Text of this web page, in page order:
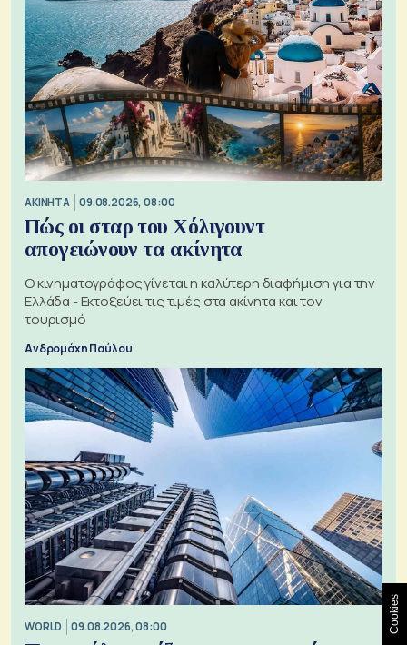
ΑΚΙΝΗΤΑ 09.08.2026, 08:00
Πώς οι σταρ του Χόλιγουντ
απογειώνουν τα ακίνητα
Ο κινηματογράφος γίνεται η καλύτερη διαφήμιση για την
Ελλάδα - Εκτοξεύει τις τιμές στα ακίνητα και τον
τουρισμό
Ανδρομάχη Παύλου
WORLD 09.08.2026, 08:00 Cookies